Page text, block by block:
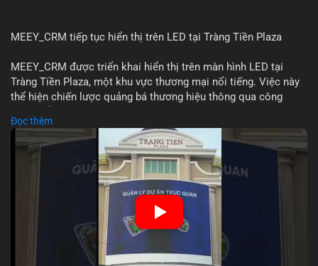
MEEY_CRM tiếp tục hiển thị trên LED tại Tràng Tiền Plaza
MEEY_CRM được triển khai hiển thị trên màn hình LED tại
Tràng Tiền Plaza, một khu vực thương mại nổi tiếng. Việc này
thể hiện chiến lược quảng bá thương hiệu thông qua công
lớn hàng ngày, giúp tăng cường nhận diện thương hiệu
MEEY_CRM. Mô hình này kết hợp công nghệ LED với việc đặt
sản tại điểm giao thông quan trọng.
🎥 Xem video trực tiếp tại:
Đọc thêm